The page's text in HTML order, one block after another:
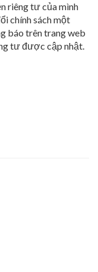
riêng tư của mình
chính sách một
báo trên trang web
tư được cập nhật.